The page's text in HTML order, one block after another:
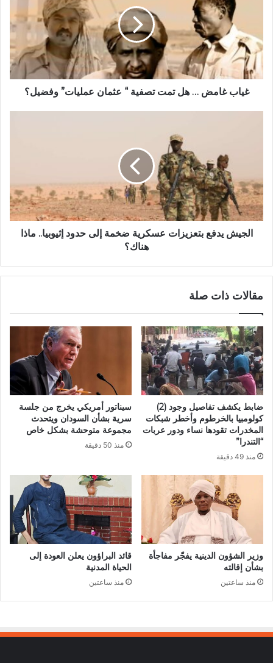
تصفية
“
عثمان
عمليات”
وفضيل؟غياب غامض … هل تمت تصفية “ عثمان عمليات” وفضيل؟
إلى
حدود
إثيوبيا..
ماذا
هناك؟الجيش يدفع بتعزيزات عسكرية ضخمة إلى حدود إثيوبيا.. ماذا
هناك؟
مقالات ذات صلة
ضابط يكشف تفاصيل وجود (2)
كولومبيا بالخرطوم وأخطر شبكات
المخدرات تقودها نساء ودور عربات
“التندرا”
منذ 49 دقيقة
سيناتور أمريكي يخرج من جلسة
سرية بشأن السودان ويتحدث
مجموعة متوحشة بشكل خاص
منذ 50 دقيقة
وزير الشؤون الدينية يفجّر مفاجأة
بشأن إقالته
منذ ساعتين
قائد البراؤون يعلن العودة إلى
الحياة المدنية
منذ ساعتين